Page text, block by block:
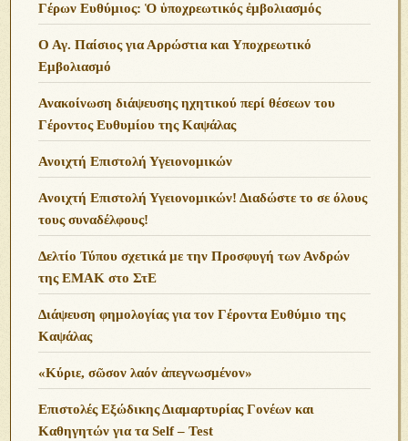
Γέρων Ευθύμιος: Ὁ ὑποχρεωτικός ἐμβολιασμός
Ο Αγ. Παίσιος για Αρρώστια και Υποχρεωτικό
Εμβολιασμό
Ανακοίνωση διάψευσης ηχητικού περί θέσεων του
Γέροντος Ευθυμίου της Καψάλας
Ανοιχτή Επιστολή Υγειονομικών
Ανοιχτή Επιστολή Υγειονομικών! Διαδώστε το σε όλους
τους συναδέλφους!
Δελτίο Τύπου σχετικά με την Προσφυγή των Ανδρών
της ΕΜΑΚ στο ΣτΕ
Διάψευση φημολογίας για τον Γέροντα Ευθύμιο της
Καψάλας
«Κύριε, σῶσον λαόν ἀπεγνωσμένον»
Επιστολές Εξώδικης Διαμαρτυρίας Γονέων και
Καθηγητών για τα Self – Test